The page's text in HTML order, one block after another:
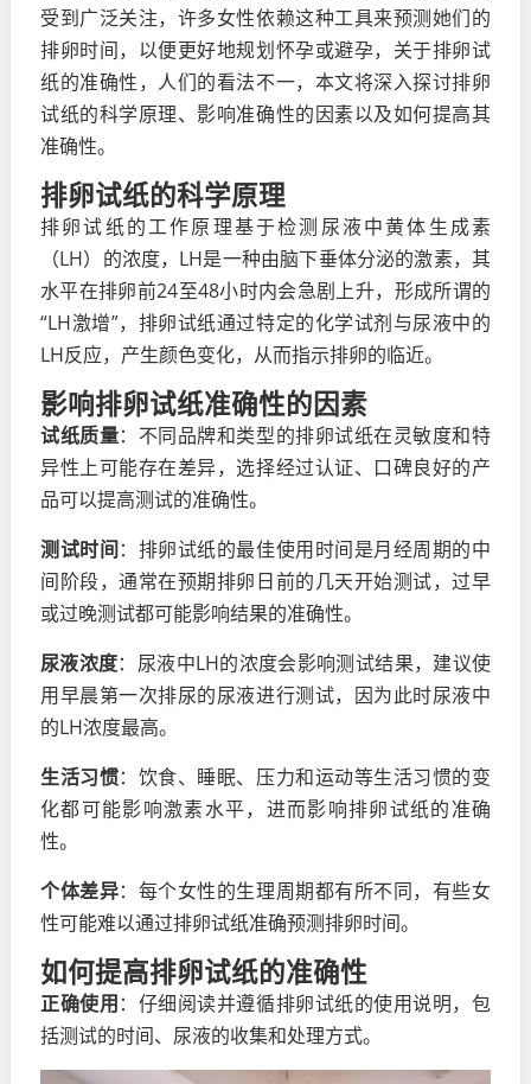
受到广泛关注，许多女性依赖这种工具来预测她们的
排卵时间，以便更好地规划怀孕或避孕，关于排卵试
纸的准确性，人们的看法不一，本文将深入探讨排卵
试纸的科学原理、影响准确性的因素以及如何提高其
准确性。
排卵试纸的科学原理
排卵试纸的工作原理基于检测尿液中黄体生成素
（LH）的浓度，LH是一种由脑下垂体分泌的激素，其
水平在排卵前24至48小时内会急剧上升，形成所谓的
“LH激增”，排卵试纸通过特定的化学试剂与尿液中的
LH反应，产生颜色变化，从而指示排卵的临近。
影响排卵试纸准确性的因素
试纸质量：不同品牌和类型的排卵试纸在灵敏度和特
异性上可能存在差异，选择经过认证、口碑良好的产
品可以提高测试的准确性。
测试时间：排卵试纸的最佳使用时间是月经周期的中
间阶段，通常在预期排卵日前的几天开始测试，过早
或过晚测试都可能影响结果的准确性。
尿液浓度：尿液中LH的浓度会影响测试结果，建议使
用早晨第一次排尿的尿液进行测试，因为此时尿液中
的LH浓度最高。
生活习惯：饮食、睡眠、压力和运动等生活习惯的变
化都可能影响激素水平，进而影响排卵试纸的准确
性。
个体差异：每个女性的生理周期都有所不同，有些女
性可能难以通过排卵试纸准确预测排卵时间。
如何提高排卵试纸的准确性
正确使用：仔细阅读并遵循排卵试纸的使用说明，包
括测试的时间、尿液的收集和处理方式。